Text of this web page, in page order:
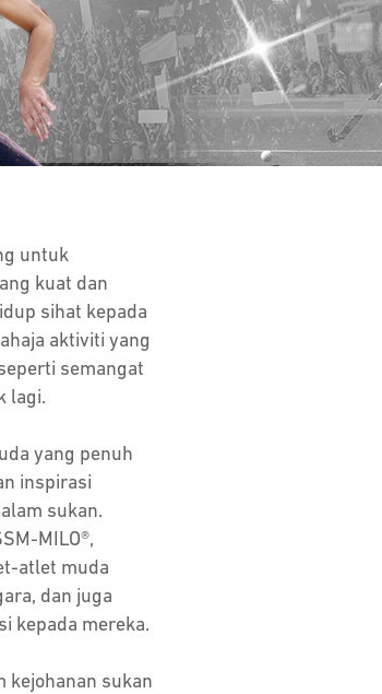
untuk
kuat dan
sihat kepada
aktiviti yang
semangat
lagi.
yang penuh
inspirasi
sukan.
MILO®,
atlet muda
dan juga
kepada mereka.
kejohanan sukan